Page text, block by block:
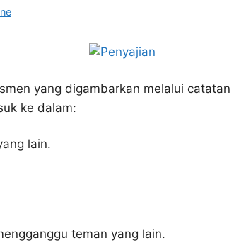
yang digambarkan melalui
ke dalam:
lain.
teman yang lain.